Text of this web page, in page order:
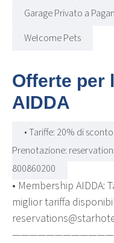
Garage Privato a
Welcome Pets
Offerte per
AIDDA
• Tariffe: 20% di
Prenotazione:
800860200
• Membership AIDDA:
miglior tariffa